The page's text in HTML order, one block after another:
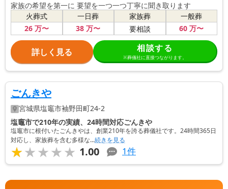
家族の希望を第一に 要望を一つ一つ丁寧に聞き取ります
火葬式
26万〜
一日葬
38 万〜
家族葬
要相談
一般葬
60 万〜
詳しく見る 相談する
※葬儀社に直接つながります。
ごんきや
宮城県塩竈市袖野田町24-2
塩竈市で210年の実績、24時間対応ごんきや
塩竈市に根付いたごんきやは、創業210年を誇る葬儀社です。24時間365日
対応し、家族葬を含む多様な...続きを見る
★★★★★
★★★★★ 1.00 1件